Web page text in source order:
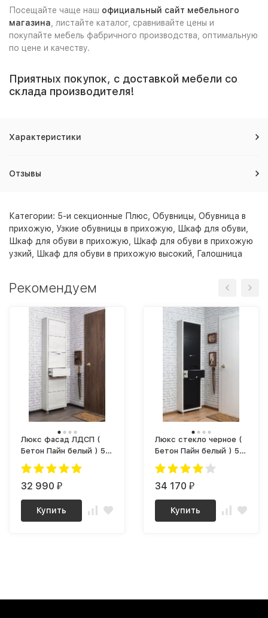
Посещайте чаще наш официальный сайт мебельного
магазина , листайте каталог, сравнивайте цены и
покупайте мебель фабричного производства, оптимальную
по цене и качеству.
Приятных покупок, с доставкой мебели со
склада производителя!
Характеристики
Отзывы
Категории: 5-и секционные Плюс Обувницы Обувница в
прихожую
Узкие обувницы в прихожую Шкаф для обуви
Шкаф для обуви в прихожую
Шкаф для обуви в прихожую
узкий
Шкаф для обуви в прихожую высокий Галошница
Рекомендуем
Люкс фасад ЛДСП (
Бетон Пайн белый ) 5-
ти секционный Плюс
32 990 ₽
Купить
Люкс стекло черное (
Бетон Пайн белый ) 5-
ти секционный Плюс
34 170 ₽
Купить